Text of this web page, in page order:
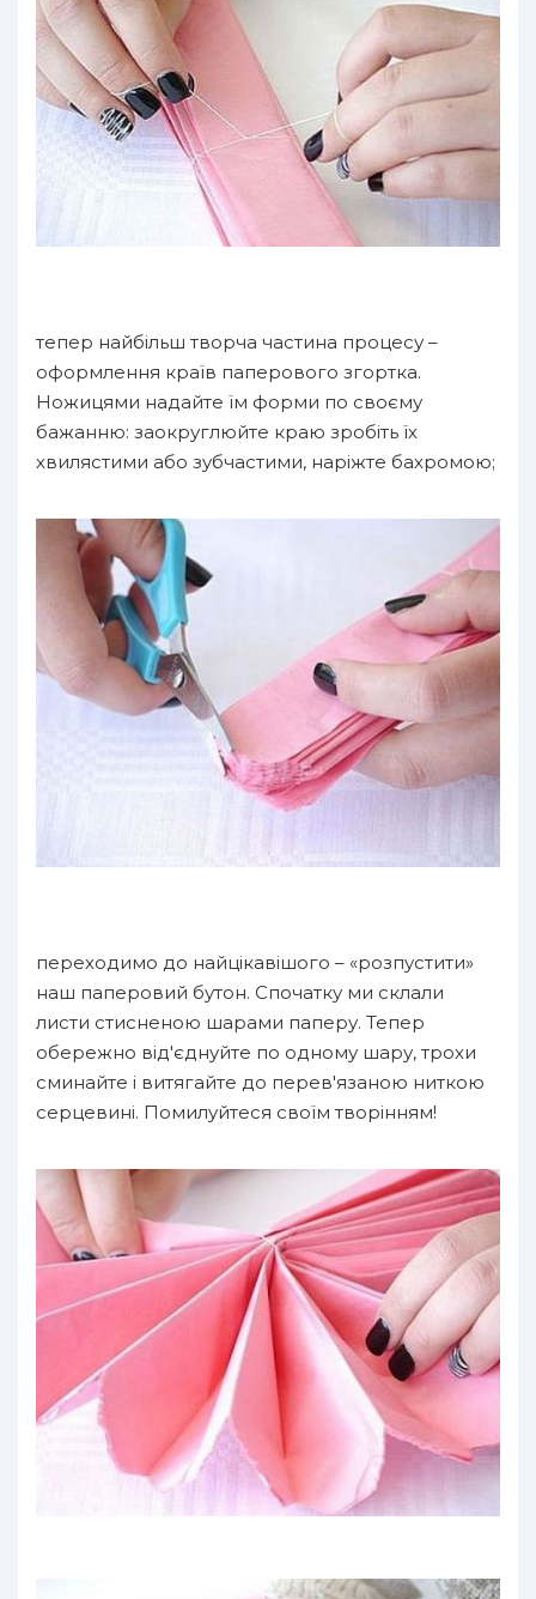
тепер найбільш творча частина процесу –
оформлення країв паперового згортка.
Ножицями надайте їм форми по своєму
бажанню: заокруглюйте краю зробіть їх
хвилястими або зубчастими, наріжте бахромою;
переходимо до найцікавішого – «розпустити»
наш паперовий бутон. Спочатку ми склали
листи стисненою шарами паперу. Тепер
обережно від'єднуйте по одному шару, трохи
сминайте і витягайте до перев'язаною ниткою
серцевині. Помилуйтеся своїм творінням!